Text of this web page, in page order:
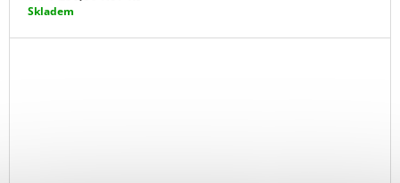
Skladem